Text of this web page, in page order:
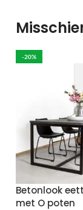
-20%
Betonlook
met O poten